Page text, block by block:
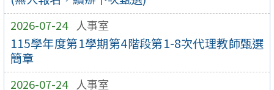
2026-07-24 人事室
115學年度第1學期第4階段第1-8次代理教師甄選
簡章
2026-07-24 人事室